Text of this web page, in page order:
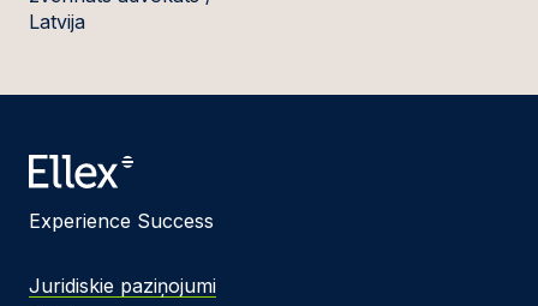
Latvija
Experience Success
Juridiskie paziņojumi